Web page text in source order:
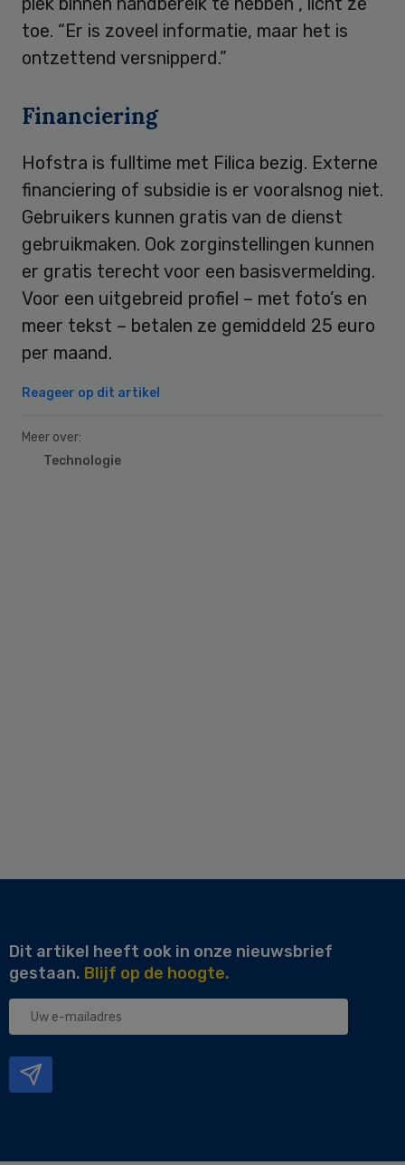
toe. “Er is zoveel informatie, maar het is
ontzettend versnipperd.”
Financiering
Hofstra is fulltime met Filica bezig. Externe
financiering of subsidie is er vooralsnog niet.
Gebruikers kunnen gratis van de dienst
gebruikmaken. Ook zorginstellingen kunnen
er gratis terecht voor een basisvermelding.
Voor een uitgebreid profiel – met foto’s en
meer tekst – betalen ze gemiddeld 25 euro
per maand.
Reageer op dit artikel
Meer over:
Technologie
Dit artikel heeft ook in onze nieuwsbrief
gestaan. Blijf op de hoogte.
Uw